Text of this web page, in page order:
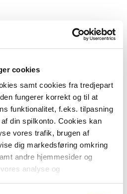
cookies
samt cookies fra tredjepart
fungerer korrekt og til at
funktionalitet, f.eks. tilpasning
din spilkonto. Cookies kan
vores trafik, brugen af
dig markedsføring omkring
andre hjemmesider og
analyse og